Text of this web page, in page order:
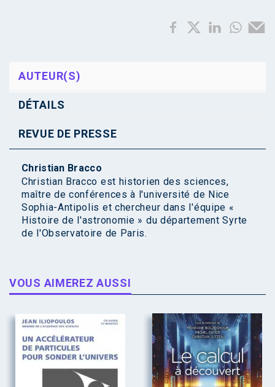
AUTEUR(S)
DÉTAILS
REVUE DE PRESSE
Christian Bracco
Christian Bracco est historien des sciences,
maître de conférences à l'université de Nice
Sophia-Antipolis et chercheur dans l'équipe «
Histoire de l'astronomie » du département Syrte
de l'Observatoire de Paris.
VOUS AIMEREZ AUSSI